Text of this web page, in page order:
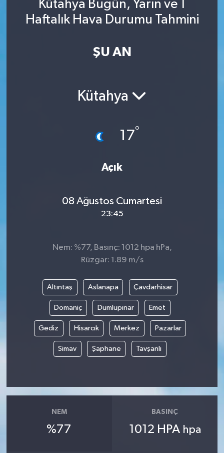
Kütahya Bugün, Yarın ve 1
Haftalık Hava Durumu Tahmini
ŞU AN
Kütahya
17°
Açık
08 Ağustos Cumartesi
23:45
Nem: %77, Basınç: 1012 hpa hPa,
Rüzgar: 1.89 m/s
Altıntaş Aslanapa Çavdarhisar
Domaniç Dumlupınar Emet
Gediz Hisarcık Merkez Pazarlar
Simav Şaphane Tavşanlı
NEM
%77
BASINÇ
1012 HPA hpa